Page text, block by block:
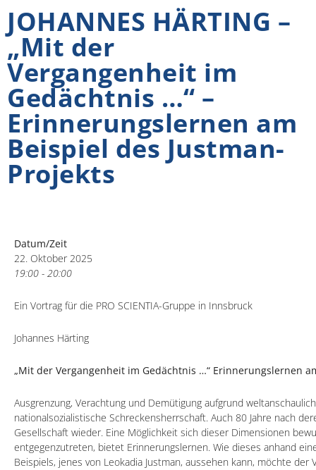
JOHANNES HÄRTING –
„Mit der
Vergangenheit im
Gedächtnis …“ –
Erinnerungslernen am
Beispiel des Justman-
Projekts
Datum/Zeit
22. Oktober 2025
19:00 - 20:00
Ein Vortrag für die PRO SCIENTIA-Gruppe in Innsbruck
Johannes Härting
„Mit der Vergangenheit im Gedächtnis …“ Erinnerungslernen
Ausgrenzung, Verachtung und Demütigung aufgrund
nationalsozialistische Schreckensherrschaft. Auch 80 Jahre nach
Gesellschaft wieder. Eine Möglichkeit sich dieser Dimensionen
entgegenzutreten, bietet Erinnerungslernen. Wie dieses anhand
Beispiels, jenes von Leokadia Justman, aussehen kann, möchte